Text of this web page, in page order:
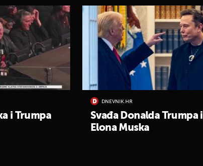
i Trumpa
DNEVNIK.HR
Svađa Donalda Trumpa i
Elona Muska
UKLJUČITE NOTIFIKACIJE